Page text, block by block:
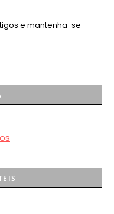
e mantenha-se